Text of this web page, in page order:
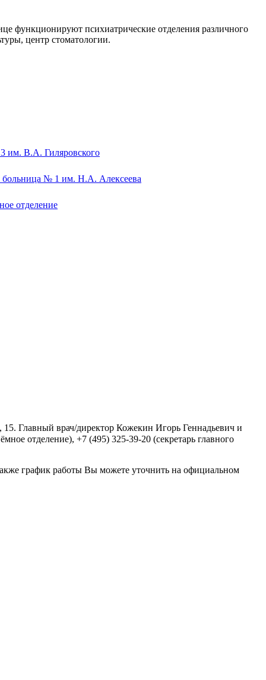
функционируют психиатрические отделения различного
центр стоматологии.
им. В.А. Гиляровского
больница № 1 им. Н.А. Алексеева
отделение
Главный врач/директор Кожекин Игорь Геннадьевич и
отделение), +7 (495) 325-39-20 (секретарь главного
график работы Вы можете уточнить на официальном